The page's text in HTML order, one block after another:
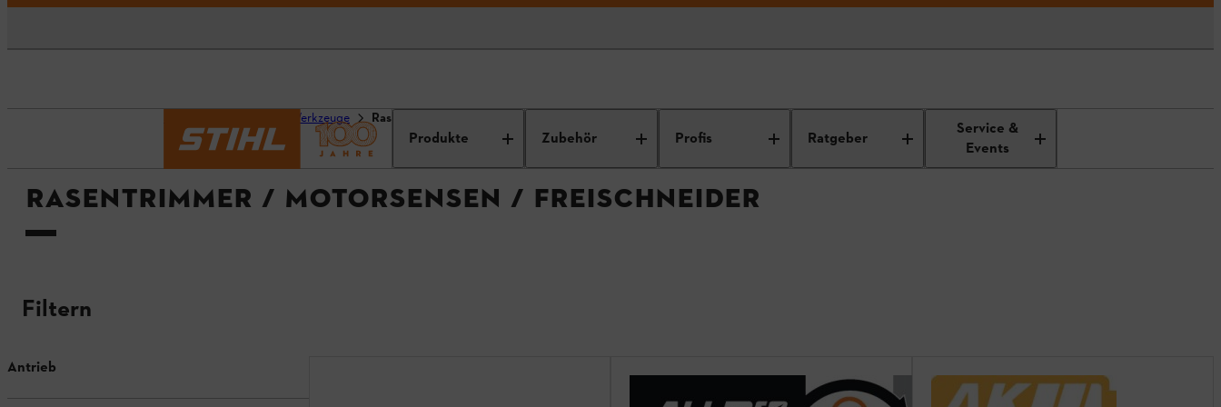
Produkte Zubehör Profis Ratgeber
Service &
Events
Geräte & Werkzeuge Rasentrimmer / Motorsensen / Freischneider
RASENTRIMMER / MOTORSENSEN / FREISCHNEIDER
Filtern
Antrieb